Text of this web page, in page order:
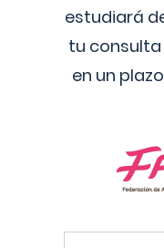
estudiará
tu
en un